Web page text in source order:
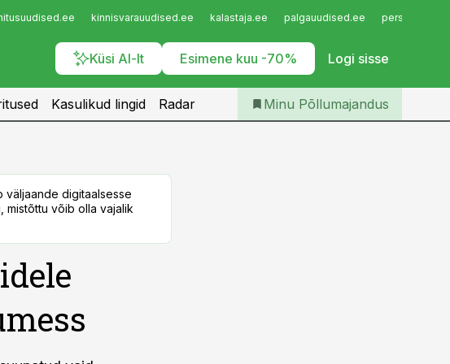
kinnisvarauudised.ee kalastaja.ee palgauudised.ee
Küsi AI-lt Esimene kuu -70% Logi sisse
Iseteenindus
Telli Põllumajandus
Kasulikud lingid Radar Minu Põllumajandus
väljaande digitaalsesse
mistõttu võib olla vajalik